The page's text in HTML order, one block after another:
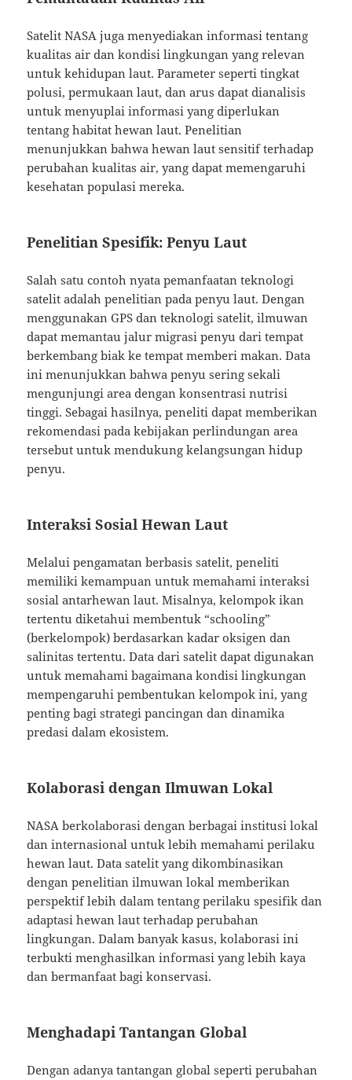
Satelit NASA juga menyediakan informasi tentang
kualitas air dan kondisi lingkungan yang relevan
untuk kehidupan laut. Parameter seperti tingkat
polusi, permukaan laut, dan arus dapat dianalisis
untuk menyuplai informasi yang diperlukan
tentang habitat hewan laut. Penelitian
menunjukkan bahwa hewan laut sensitif terhadap
perubahan kualitas air, yang dapat memengaruhi
kesehatan populasi mereka.
Penelitian Spesifik: Penyu Laut
Salah satu contoh nyata pemanfaatan teknologi
satelit adalah penelitian pada penyu laut. Dengan
menggunakan GPS dan teknologi satelit, ilmuwan
dapat memantau jalur migrasi penyu dari tempat
berkembang biak ke tempat memberi makan. Data
ini menunjukkan bahwa penyu sering sekali
mengunjungi area dengan konsentrasi nutrisi
tinggi. Sebagai hasilnya, peneliti dapat memberikan
rekomendasi pada kebijakan perlindungan area
tersebut untuk mendukung kelangsungan hidup
penyu.
Interaksi Sosial Hewan Laut
Melalui pengamatan berbasis satelit, peneliti
memiliki kemampuan untuk memahami interaksi
sosial antarhewan laut. Misalnya, kelompok ikan
tertentu diketahui membentuk “schooling”
(berkelompok) berdasarkan kadar oksigen dan
salinitas tertentu. Data dari satelit dapat digunakan
untuk memahami bagaimana kondisi lingkungan
mempengaruhi pembentukan kelompok ini, yang
penting bagi strategi pancingan dan dinamika
predasi dalam ekosistem.
Kolaborasi dengan Ilmuwan Lokal
NASA berkolaborasi dengan berbagai institusi lokal
dan internasional untuk lebih memahami perilaku
hewan laut. Data satelit yang dikombinasikan
dengan penelitian ilmuwan lokal memberikan
perspektif lebih dalam tentang perilaku spesifik dan
adaptasi hewan laut terhadap perubahan
lingkungan. Dalam banyak kasus, kolaborasi ini
terbukti menghasilkan informasi yang lebih kaya
dan bermanfaat bagi konservasi.
Menghadapi Tantangan Global
Dengan adanya tantangan global seperti perubahan